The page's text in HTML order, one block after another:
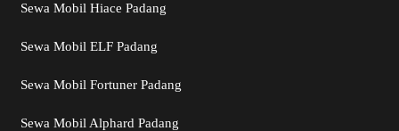
Sewa Mobil Hiace Padang
Sewa Mobil ELF Padang
Sewa Mobil Fortuner Padang
Sewa Mobil Alphard Padang